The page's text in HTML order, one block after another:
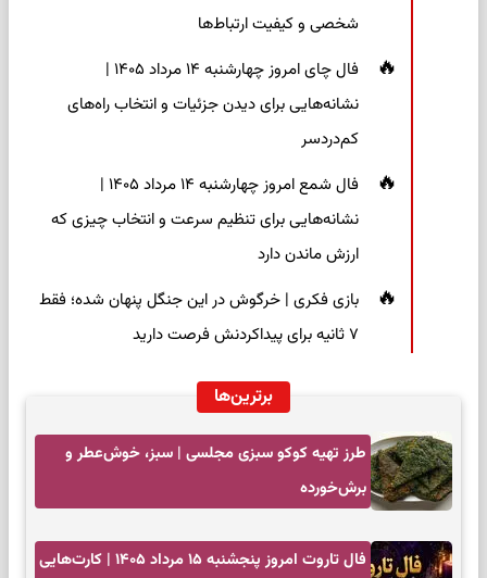
شخصی و کیفیت ارتباط‌ها
فال چای امروز چهارشنبه ۱۴ مرداد ۱۴۰۵ |
نشانه‌هایی برای دیدن جزئیات و انتخاب راه‌های
کم‌دردسر
فال شمع امروز چهارشنبه ۱۴ مرداد ۱۴۰۵ |
نشانه‌هایی برای تنظیم سرعت و انتخاب چیزی که
ارزش ماندن دارد
بازی فکری | خرگوش در این جنگل پنهان شده؛ فقط
۷ ثانیه برای پیداکردنش فرصت دارید
برترین‌ها
طرز تهیه کوکو سبزی مجلسی | سبز، خوش‌عطر و
برش‌خورده
فال تاروت امروز پنجشنبه ۱۵ مرداد ۱۴۰۵ | کارت‌هایی